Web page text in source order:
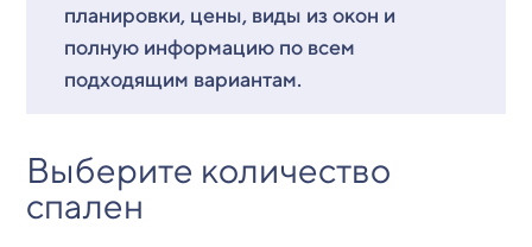
планировки, цены, виды из окон и
полную информацию по всем
подходящим вариантам.
Выберите количество
спален